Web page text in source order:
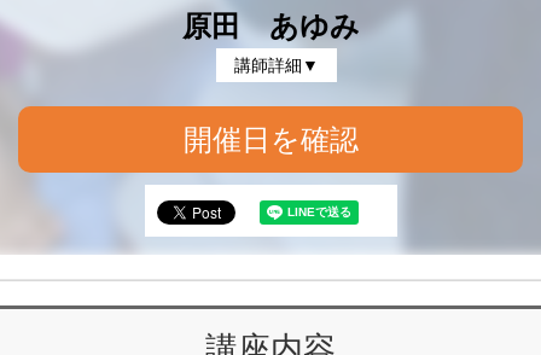
原田 あゆみ
講師詳細▼
開催日を確認